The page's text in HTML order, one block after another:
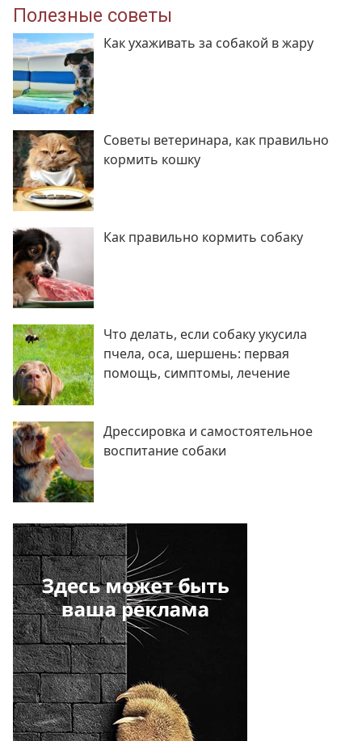
Полезные советы
Как ухаживать за собакой в жару
Советы ветеринара, как правильно
кормить кошку
Как правильно кормить собаку
Что делать, если собаку укусила
пчела, оса, шершень: первая
помощь, симптомы, лечение
Дрессировка и самостоятельное
воспитание собаки